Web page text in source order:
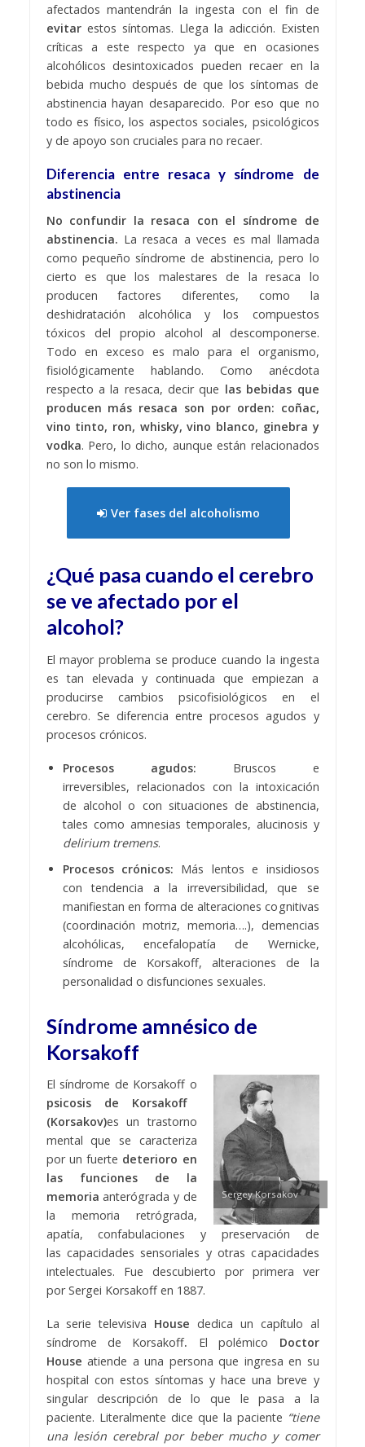
afectados mantendrán la ingesta con el fin de
evitarestos síntomas. Llega la adicción. Existen
críticas a este respecto ya que en ocasiones
alcohólicos desintoxicados pueden recaer en la
bebida mucho después de que los síntomas de
abstinencia hayan desaparecido. Por eso que no
todo es físico, los aspectos sociales, psicológicos
y de apoyo son cruciales para no recaer.
Diferencia entre resaca y síndrome de
abstinencia
No confundir la resaca con el síndrome de
abstinencia. La resaca a veces es mal llamada
como pequeño síndrome de abstinencia, pero lo
cierto es que los malestares de la resaca lo
producen factores diferentes, como la
deshidratación alcohólica y los compuestos
tóxicos del propio alcohol al descomponerse.
Todo en exceso es malo para el organismo,
fisiológicamente hablando. Como anécdota
respecto a la resaca, decir que las bebidas que
producen más resaca son por orden: coñac,
vino tinto, ron, whisky, vino blanco, ginebra y
vodka. Pero, lo dicho, aunque están relacionados
no son lo mismo.
Ver fases del alcoholismo
¿Qué pasa cuando el cerebro
se ve afectado por el
alcohol?
El mayor problema se produce cuando la ingesta
es tan elevada y continuada que empiezan a
producirse cambios psicofisiológicos en el
cerebro. Se diferencia entre procesos agudos y
procesos crónicos.
Procesos agudos: Bruscos e
irreversibles, relacionados con la intoxicación
de alcohol o con situaciones de abstinencia,
tales como amnesias temporales, alucinosis y
delirium tremens.
Procesos crónicos: Más lentos e insidiosos
con tendencia a la irreversibilidad, que se
manifiestan en forma de alteraciones cognitivas
(coordinación motriz, memoria….), demencias
alcohólicas, encefalopatía de Wernicke,
síndrome de Korsakoff, alteraciones de la
personalidad o disfunciones sexuales.
Síndrome amnésico de
Korsakoff
Sergey Korsakov
El síndrome de Korsakoff o
psicosis de Korsakoff
(Korsakov)es un trastorno
mental que se caracteriza
por un fuerte deterioro en
las funciones de la
memoria anterógrada y de
la memoria retrógrada,
apatía, confabulaciones y preservación de
las capacidades sensoriales y otras capacidades
intelectuales. Fue descubierto por primera ver
por Sergei Korsakoff en 1887.
La serie televisiva House dedica un capítulo al
síndrome de Korsakoff. El polémico Doctor
House atiende a una persona que ingresa en su
hospital con estos síntomas y hace una breve y
singular descripción de lo que le pasa a la
paciente. Literalmente dice que la paciente “tiene
una lesión cerebral por beber mucho y comer